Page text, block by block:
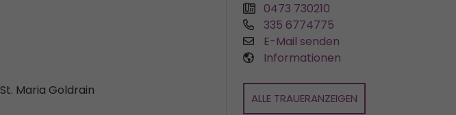
St. Maria Goldrain
0473 730210
335 6774775
E-Mail senden
Informationen
ALLE TRAUERANZEIGEN